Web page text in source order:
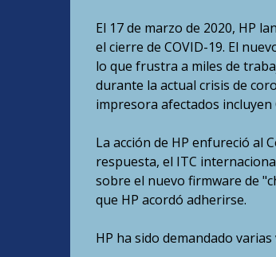
El 17 de marzo de 2020, HP
el cierre de COVID-19. El
lo que frustra a miles de
durante la actual crisis de
impresora afectados incluyen
La acción de HP enfureció al
respuesta, el ITC
sobre el nuevo firmware de
que HP acordó adherirse.
HP ha sido demandado